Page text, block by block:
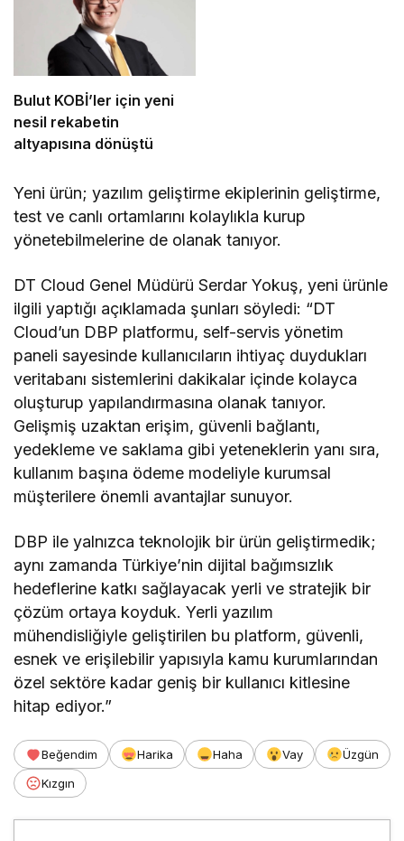
Bulut KOBİ’ler için yeni
nesil rekabetin
altyapısına dönüştü
Yeni ürün; yazılım geliştirme ekiplerinin geliştirme,
test ve canlı ortamlarını kolaylıkla kurup
yönetebilmelerine de olanak tanıyor.
DT Cloud Genel Müdürü Serdar Yokuş, yeni ürünle
ilgili yaptığı açıklamada şunları söyledi: “DT
Cloud’un DBP platformu, self-servis yönetim
paneli sayesinde kullanıcıların ihtiyaç duydukları
veritabanı sistemlerini dakikalar içinde kolayca
oluşturup yapılandırmasına olanak tanıyor.
Gelişmiş uzaktan erişim, güvenli bağlantı,
yedekleme ve saklama gibi yeteneklerin yanı sıra,
kullanım başına ödeme modeliyle kurumsal
müşterilere önemli avantajlar sunuyor.
DBP ile yalnızca teknolojik bir ürün geliştirmedik;
aynı zamanda Türkiye’nin dijital bağımsızlık
hedeflerine katkı sağlayacak yerli ve stratejik bir
çözüm ortaya koyduk. Yerli yazılım
mühendisliğiyle geliştirilen bu platform, güvenli,
esnek ve erişilebilir yapısıyla kamu kurumlarından
özel sektöre kadar geniş bir kullanıcı kitlesine
hitap ediyor.”
Beğendim Harika Haha Vay
Üzgün
Kızgın